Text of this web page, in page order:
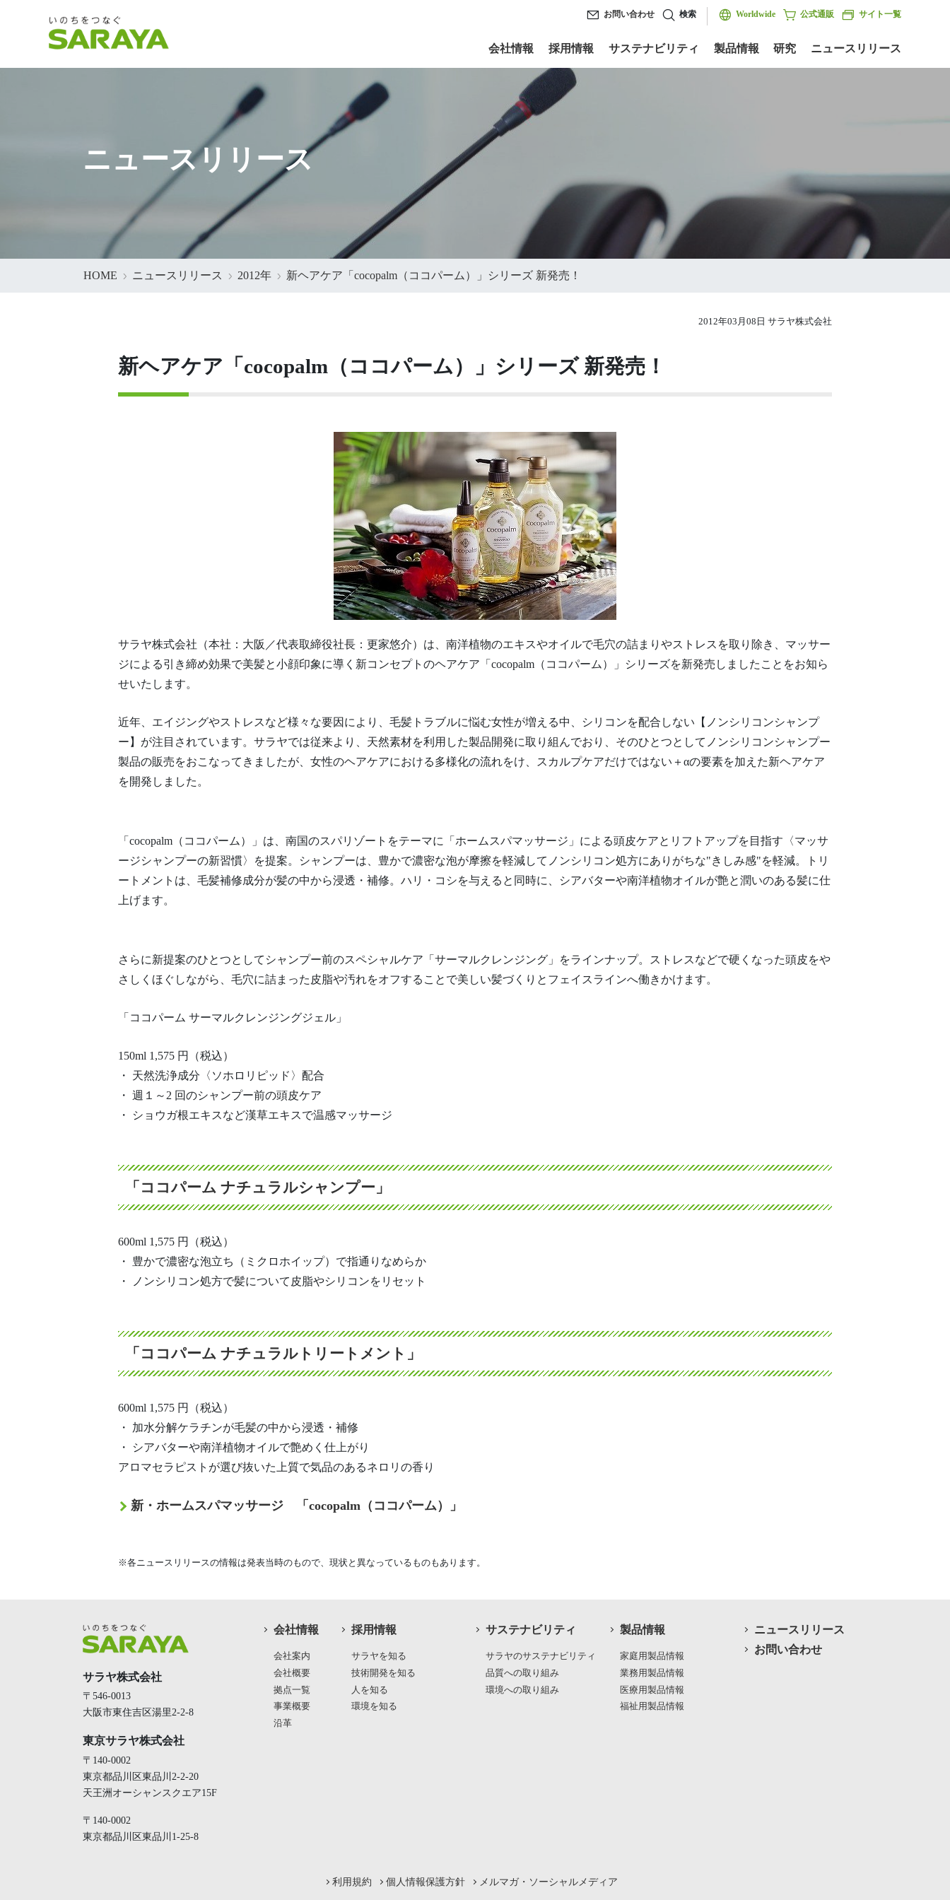
会社情報 採用情報 サステナビリティ 製品情報 研究 ニュースリリース
お問い合わせ 検索 Worldwide 公式通販 サイト一覧
ニュースリリース
HOME ニュースリリース 2012年 新ヘアケア「cocopalm（ココパーム）」シリーズ 新発売！
2012年03月08日 サラヤ株式会社
新ヘアケア「cocopalm（ココパーム）」シリーズ 新発売！
サラヤ株式会社（本社：大阪／代表取締役社長：更家悠介）は、南洋植物のエキスやオイルで毛穴の詰まりやストレスを取り除き、マッサー
ジによる引き締め効果で美髪と小顔印象に導く新コンセプトのヘアケア「cocopalm（ココパーム）」シリーズを新発売しましたことをお知ら
せいたします。
近年、エイジングやストレスなど様々な要因により、毛髪トラブルに悩む女性が増える中、シリコンを配合しない【ノンシリコンシャンプ
ー】が注目されています。サラヤでは従来より、天然素材を利用した製品開発に取り組んでおり、そのひとつとしてノンシリコンシャンプー
製品の販売をおこなってきましたが、女性のヘアケアにおける多様化の流れをけ、スカルプケアだけではない＋αの要素を加えた新ヘアケア
を開発しました。
「cocopalm（ココパーム）」は、南国のスパリゾートをテーマに「ホームスパマッサージ」による頭皮ケアとリフトアップを目指す〈マッサ
ージシャンプーの新習慣〉を提案。シャンプーは、豊かで濃密な泡が摩擦を軽減してノンシリコン処方にありがちな"きしみ感"を軽減。トリ
ートメントは、毛髪補修成分が髪の中から浸透・補修。ハリ・コシを与えると同時に、シアバターや南洋植物オイルが艶と潤いのある髪に仕
上げます。
さらに新提案のひとつとしてシャンプー前のスペシャルケア「サーマルクレンジング」をラインナップ。ストレスなどで硬くなった頭皮をや
さしくほぐしながら、毛穴に詰まった皮脂や汚れをオフすることで美しい髪づくりとフェイスラインへ働きかけます。
「ココパーム サーマルクレンジングジェル」
150ml 1,575 円（税込）
・ 天然洗浄成分〈ソホロリピッド〉配合
・ 週１～2 回のシャンプー前の頭皮ケア
・ ショウガ根エキスなど漢草エキスで温感マッサージ
「ココパーム ナチュラルシャンプー」
600ml 1,575 円（税込）
・ 豊かで濃密な泡立ち（ミクロホイップ）で指通りなめらか
・ ノンシリコン処方で髪について皮脂やシリコンをリセット
「ココパーム ナチュラルトリートメント」
600ml 1,575 円（税込）
・ 加水分解ケラチンが毛髪の中から浸透・補修
・ シアバターや南洋植物オイルで艶めく仕上がり
アロマセラピストが選び抜いた上質で気品のあるネロリの香り
新・ホームスパマッサージ 「cocopalm（ココパーム）」
※各ニュースリリースの情報は発表当時のもので、現状と異なっているものもあります。
サラヤ株式会社
〒546-0013
大阪市東住吉区湯里2-2-8
東京サラヤ株式会社
〒140-0002
東京都品川区東品川2-2-20
天王洲オーシャンスクエア15F
〒140-0002
東京都品川区東品川1-25-8
会社情報
会社案内
会社概要
拠点一覧
事業概要
沿革
採用情報
サラヤを知る
技術開発を知る
人を知る
環境を知る
サステナビリティ
サラヤのサステナビリティ
品質への取り組み
環境への取り組み
製品情報
家庭用製品情報
業務用製品情報
医療用製品情報
福祉用製品情報
ニュースリリース
お問い合わせ
利用規約 個人情報保護方針 メルマガ・ソーシャルメディア